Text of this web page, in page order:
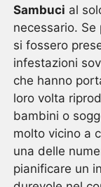
Sambuci al
necessario.
si fossero
infestazioni
che hanno
loro volta
bambini o
molto vicino a
una delle
pianificare un